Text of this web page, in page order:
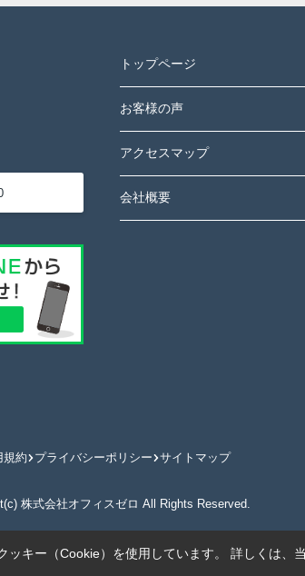
トップページ
お客様の声
アクセスマップ
会社概要
規約 プライバシーポリシー サイトマップ
株式会社オフィスゼロ All Rights Reserved.
キー（Cookie）を使用しています。 詳しくは、